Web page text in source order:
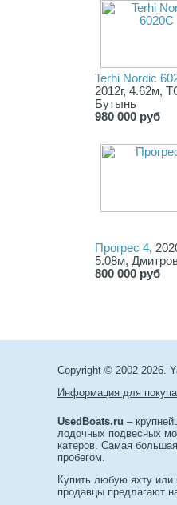
Terhi Nordic
2012г, 4.62м,
Бутынь
980 000 руб
Прогрес 4,
5.08м,
800 000 руб
Copyright © 2002-2026.
Информация для
UsedBoats.ru –
лодочных подвесных
катеров. Самая
пробегом.
Купить любую яхту или
продавцы предлагают